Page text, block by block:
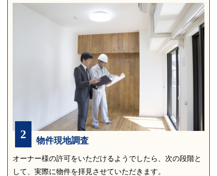
2 物件現地調査
オーナー様の許可をいただけるようでしたら、次の段階と
して、実際に物件を拝見させていただきます。